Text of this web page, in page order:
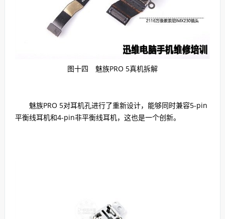
图十四 魅族PRO 5真机拆解
魅族PRO 5对耳机孔进行了重新设计，能够同时兼容5-pin
平衡线耳机和4-pin非平衡线耳机，这也是一个创新。